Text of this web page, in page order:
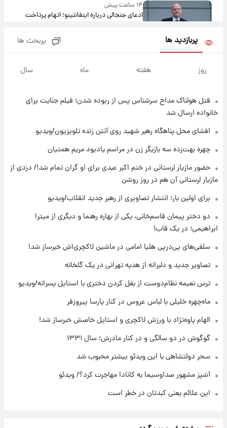
۱۴ ساعت پیش
ادعای جنجالی درباره اینفانتینو؛ اتهام پرداخت
آلزایمر و زوال عقل افزایش می‌یابد؟
۱۵ ساعت پیش
۱۵ ساعت پیش
مرداد ۱۴۰۵ +جدول
۱۵ ساعت پیش
با قدرتمندترین و بادوام ترین تانک جهان آشنا
شوید+ فیلم
۱۶ ساعت پیش
قیمت طلا ۱۸عیار امروز شنبه ۱۷ مرداد ۱۴۰۵
+جدول
۱۶ ساعت پیش
قیمت محصولات ایران‌خودرو و سایپا امروز شنبه
پربازدید ها پربحث ها
روز هفته ماه سال
قتل هولناک مداح سرشناس پس از ربوده شدن؛ فیلم جنایت برای
خانواده ارسال شد
افشای محل پناهگاه‌ رهبر شهید روی آنتن زنده تلویزیون/ویدیو
چهره بهت‌زده سه بازیگر زن در مراسم یادبود مریم همتیان
حضور مازیار لرستانی در ختم اکبر عبدی برای او گران تمام شد!/ دزدی از
مازیار لرستانی آن هم در روز روشن
برای اولین بار؛ انتشار تصاویری از رهبر جدید انقلاب/ویدیو
دو دختر پیمان قاسم‌خانی، یکی از بهاره رهنما و دیگری از میترا
ابراهیمی؛ در یک قاب!
سلفی‌های پی‌درپی هلیا امامی در ماشین لاکچری‌اش خبرساز شد!
تصاویر جدید و دلبرانه از هدیه تهرانی در یک گلخانه
ترس نعیمه نظام‌دوست از بغل کردن دختری با استایل پسرانه/ویدیو
ماه‌چهره خلیلی با لباس عروس در کنار پارسا پیروزفر
الهام پاوه‌نژاد با ورزش لاکچری و استایل خاصش خبرساز شد!
گوگوش در دو سالگی و در کنار مادرش؛ سال ۱۳۳۱
سحر دولتشاهی با این ویدئو بیشتر محبوب شد
آشپز مشهور صداوسیما به کانادا مهاجرت کرد؟/ ویدئو
این علائم یعنی کبدتان در خطر است